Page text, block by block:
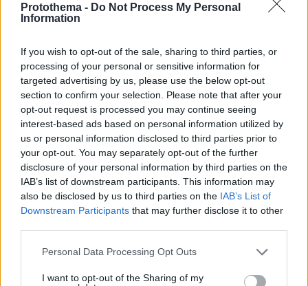
Protothema - Do Not Process My Personal
Information
If you wish to opt-out of the sale, sharing to third parties, or
processing of your personal or sensitive information for
targeted advertising by us, please use the below opt-out
section to confirm your selection. Please note that after your
opt-out request is processed you may continue seeing
interest-based ads based on personal information utilized by
us or personal information disclosed to third parties prior to
your opt-out. You may separately opt-out of the further
disclosure of your personal information by third parties on the
IAB’s list of downstream participants. This information may
also be disclosed by us to third parties on the IAB’s List of
Downstream Participants that may further disclose it to other
Please note that this website/app uses one or more Google
not limited to your visit or usage behaviour. You may click to
Personal Data Processing Opt Outs
I want to opt-out of the Sharing of my
ΠΡΟΣΘΗΚΗ ΣΧΟΛΙΟΥ
Νικόλας
22.02.2022, 10:11
Αφού οι ΗΠΑ και η ΕΕ θα στηρίξουν τη μαριονέτα
τον Ζελένσκι, το Δεξιό Τομέα και το Τάγμα του Αζόφ
κι εμείς θα ακολουθήσουμε, γιατί κάνουμε ΚΥΣΕΑ?
ΑΠΑΝΤΗΣΗ
Καταργηστε την ρητρα αναπροσαρμογης
22.02.2022, 10:08
Που κανεις δεν εχει υπογραψει και στα σταθερα